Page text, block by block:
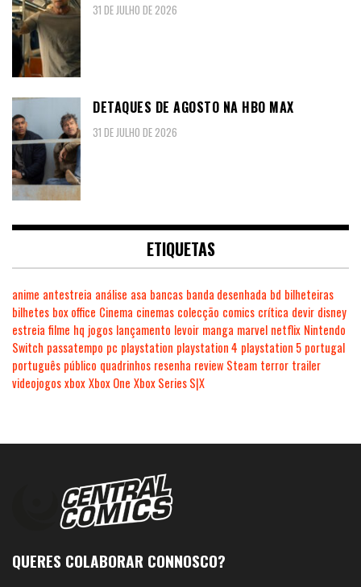
31 DE JULHO DE 2026
DETAQUES DE AGOSTO NA HBO MAX
31 DE JULHO DE 2026
ETIQUETAS
anime antestreia análise asa bancas banda desenhada bd bilheteiras
bilhetes box office Cinema cinemas colecção comics crítica devir disney
estreia filme hq jogos lançamento levoir manga marvel netflix Nintendo
Switch passatempo pc playstation playstation 4 playstation 5 portugal
português público quadrinhos resenha review Steam terror trailer
videojogosxboxXbox One Xbox Series S|X
QUERES COLABORAR CONNOSCO?